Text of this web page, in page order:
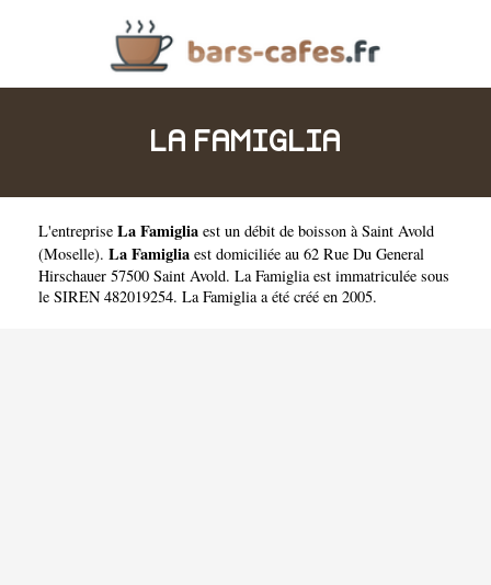
LA FAMIGLIA
L'entreprise La Famiglia est un débit de boisson à Saint Avold
(Moselle). La Famiglia est domiciliée au 62 Rue Du General
Hirschauer 57500 Saint Avold. La Famiglia est immatriculée sous
le SIREN 482019254. La Famiglia a été créé en 2005.